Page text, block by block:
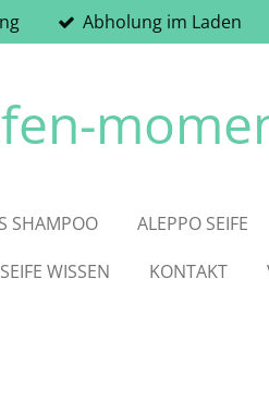
Abholung im Laden
SHAMPOO ALEPPO SEIFE
WISSEN KONTAKT